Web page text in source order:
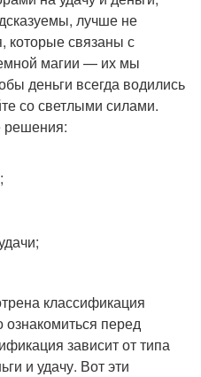
лучше не
которые связаны с
магии — их мы
деньги всегда водились
со светлыми силами.
решения:
классификация
ознакомиться перед
зависит от типа
и удачу. Вот эти